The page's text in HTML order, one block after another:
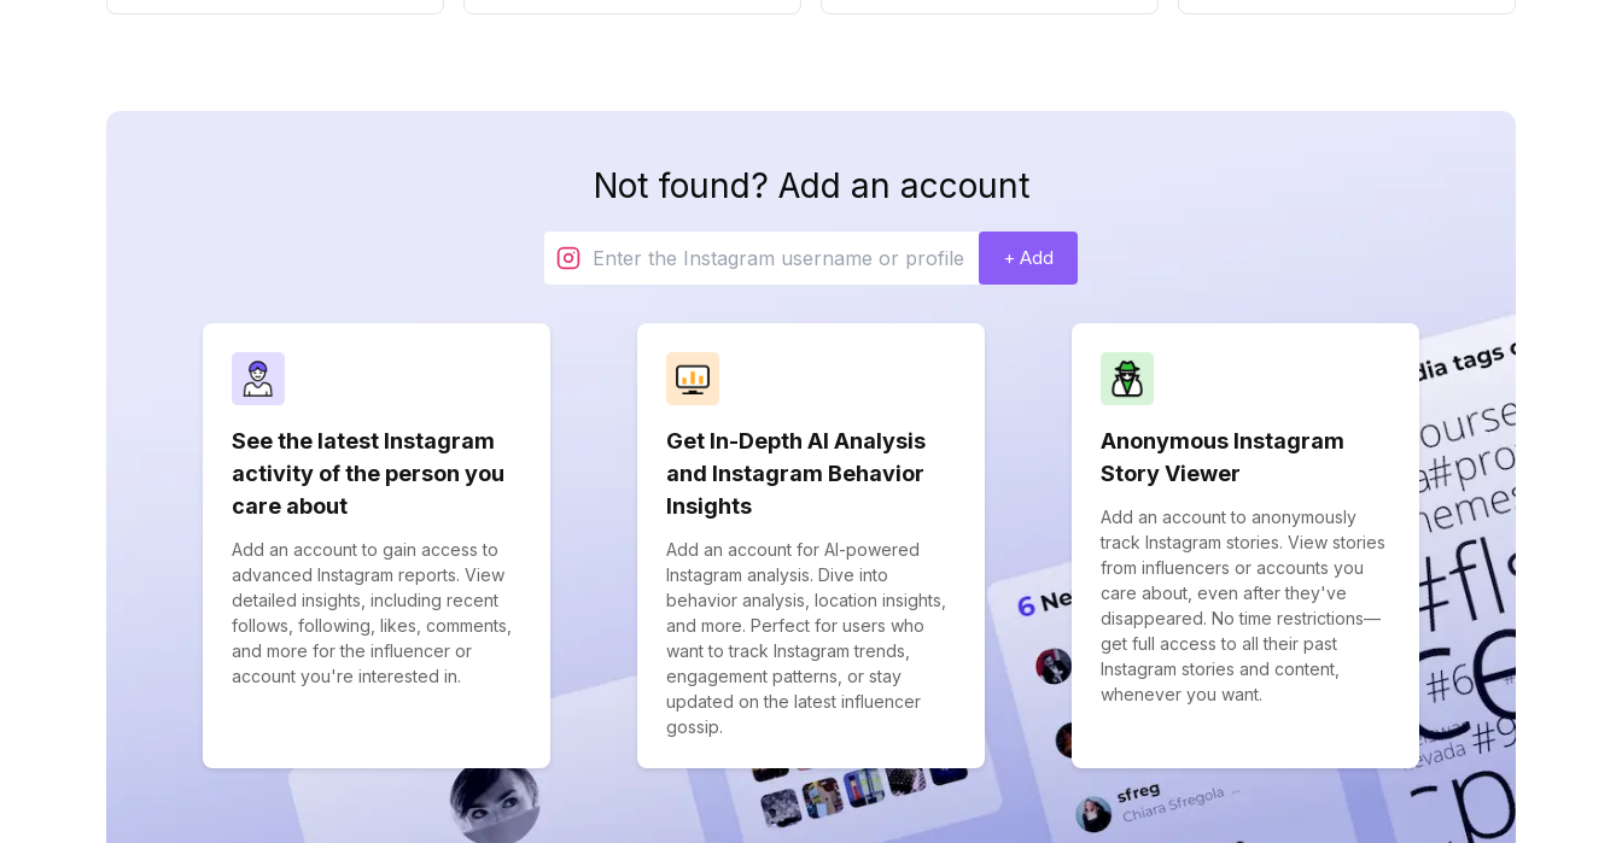
Not found? Add an account
+ Add
See the latest Instagram
activity of the person you
care about
Add an account to gain access to
advanced Instagram reports. View
detailed insights, including recent
follows, following, likes, comments,
and more for the influencer or
account you're interested in.
Get In-Depth AI Analysis
and Instagram Behavior
Insights
Add an account for AI-powered
Instagram analysis. Dive into
behavior analysis, location insights,
and more. Perfect for users who
want to track Instagram trends,
engagement patterns, or stay
updated on the latest influencer
gossip.
Anonymous Instagram
Story Viewer
Add an account to anonymously
track Instagram stories. View stories
from influencers or accounts you
care about, even after they've
disappeared. No time restrictions—
get full access to all their past
Instagram stories and content,
whenever you want.